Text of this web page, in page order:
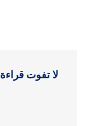
لا تفوت قراءة